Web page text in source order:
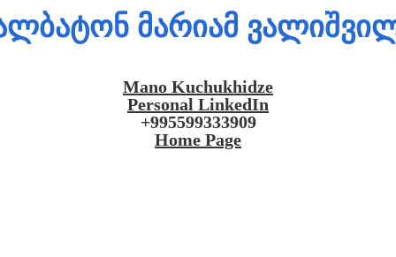
მარიამ
Mano Kuchukhidze
Personal LinkedIn
+995599333909
Home Page